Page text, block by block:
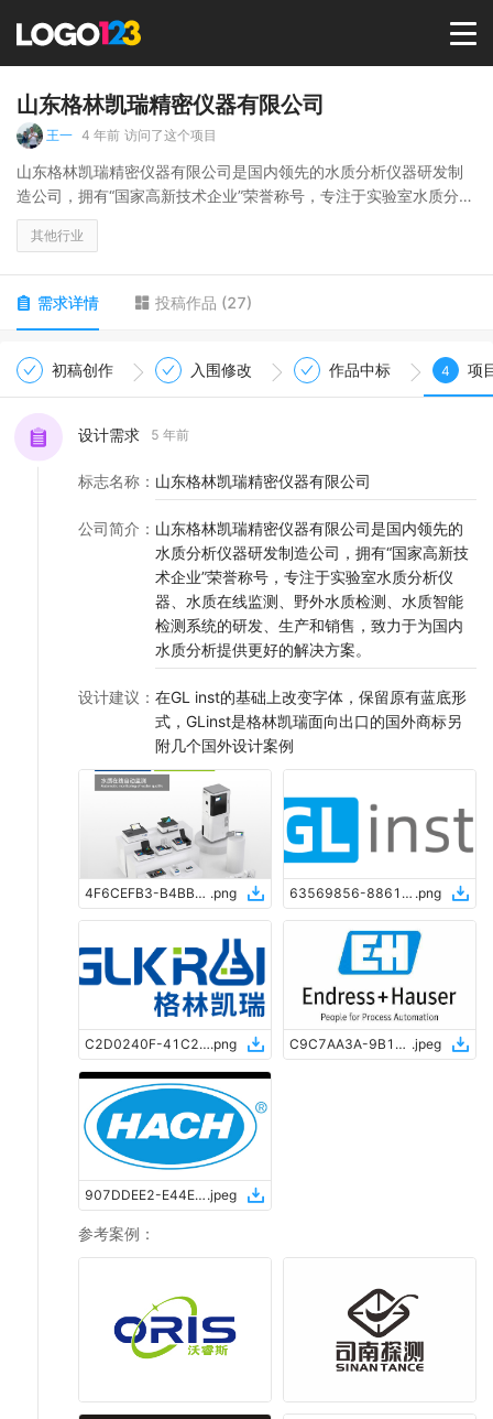
首页
选择套餐→
商标版权
LOGO
山东格林凯瑞精密仪器有限公司
王一 4 年前 访问了这个项目
山东格林凯瑞精密仪器有限公司是国内领先的水质分析仪器研发制
造公司，拥有“国家高新技术企业”荣誉称号，专注于实验室水质分析
仪器、水质在线监测、野外水质检测、水质智能检测系统的研发、
生产和销售，致力于为国内水质分析提供更好的解决方案。
其他行业
需求详情 投稿作品 (27)
初稿创作 入围修改 作品中标 4 项
设计需求 5 年前
标志名称 ： 山东格林凯瑞精密仪器有限公司
公司简介 ： 山东格林凯瑞精密仪器有限公司是国内领先的
水质分析仪器研发制造公司，拥有“国家高新技
术企业”荣誉称号，专注于实验室水质分析仪
器、水质在线监测、野外水质检测、水质智能
检测系统的研发、生产和销售，致力于为国内
水质分析提供更好的解决方案。
设计建议 ： 在GL inst的基础上改变字体，保留原有蓝底形
式，GLinst是格林凯瑞面向出口的国外商标另
附几个国外设计案例
4F6CEFB3-B4BB-448F-9AC9-F12AC72E4EC0 .png 63569856-8861-4C18-8E52-9F02018236CB .png
C2D0240F-41C2-4BD3-8F75-DF16F9D7BB8D.png C9C7AA3A-9B10-4DAF-97CC-F9236B066532 .jpeg
907DDEE2-E44E-4E50-A6A7-3D1074435539 .jpeg
参考案例 ：